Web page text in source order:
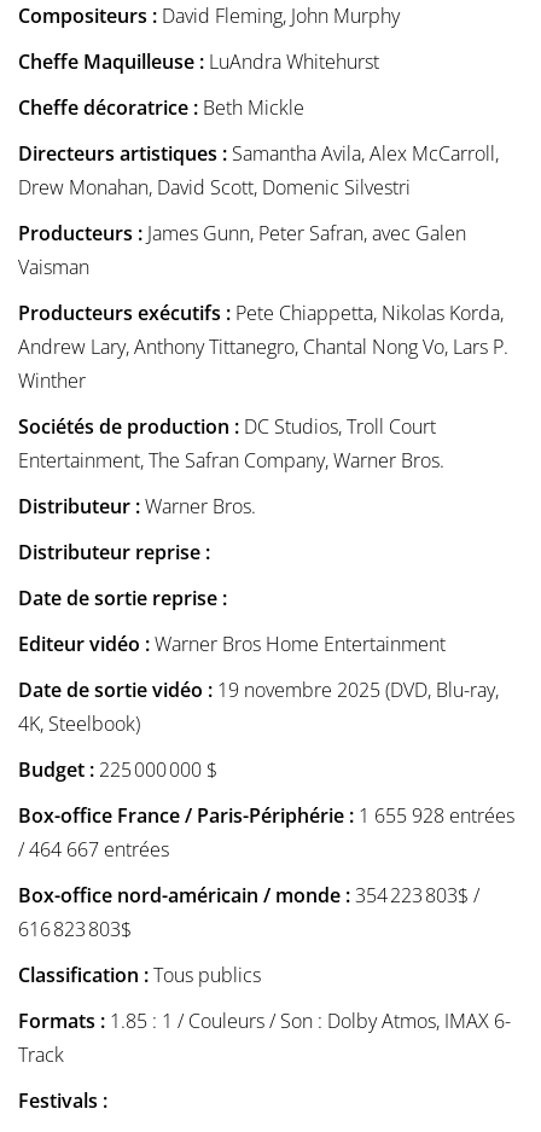
Compositeurs : David Fleming, John Murphy
Cheffe Maquilleuse : LuAndra Whitehurst
Cheffe décoratrice : Beth Mickle
Directeurs artistiques : Samantha Avila, Alex McCarroll,
Drew Monahan, David Scott, Domenic Silvestri
Producteurs : James Gunn, Peter Safran, avec Galen
Vaisman
Producteurs exécutifs : Pete Chiappetta, Nikolas Korda,
Andrew Lary, Anthony Tittanegro, Chantal Nong Vo, Lars P.
Winther
Sociétés de production : DC Studios, Troll Court
Entertainment, The Safran Company, Warner Bros.
Distributeur :Warner Bros.
Distributeur reprise :
Date de sortie reprise :
Editeur vidéo :Warner Bros Home Entertainment
Date de sortie vidéo : 19 novembre 2025 (DVD, Blu-ray,
4K, Steelbook)
Budget : 225 000 000 $
Box-office France / Paris-Périphérie : 1 655 928 entrées
/ 464 667 entrées
Box-office nord-américain / monde :354 223 803$ /
616 823 803$
Classification :Tous publics
Formats : 1.85 : 1 / Couleurs / Son : Dolby Atmos, IMAX 6-
Track
Festivals :